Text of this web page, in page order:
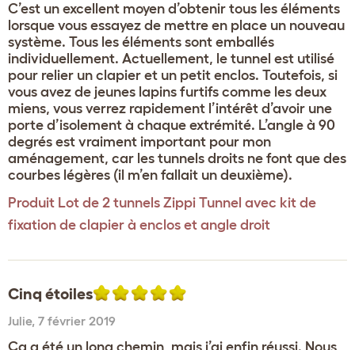
C’est un excellent moyen d’obtenir tous les éléments
lorsque vous essayez de mettre en place un nouveau
système. Tous les éléments sont emballés
individuellement. Actuellement, le tunnel est utilisé
pour relier un clapier et un petit enclos. Toutefois, si
vous avez de jeunes lapins furtifs comme les deux
miens, vous verrez rapidement l’intérêt d’avoir une
porte d’isolement à chaque extrémité. L’angle à 90
degrés est vraiment important pour mon
aménagement, car les tunnels droits ne font que des
courbes légères (il m’en fallait un deuxième).
Produit Lot de 2 tunnels Zippi Tunnel avec kit de
fixation de clapier à enclos et angle droit
Cinq étoiles
Julie, 7 février 2019
Ça a été un long chemin, mais j’ai enfin réussi. Nous